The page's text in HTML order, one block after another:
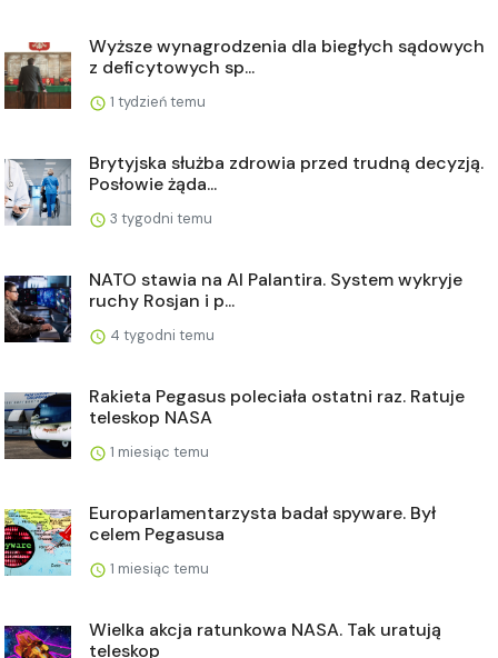
Wyższe wynagrodzenia dla biegłych sądowych
z deficytowych sp...
1 tydzień temu
Brytyjska służba zdrowia przed trudną decyzją.
Posłowie żąda...
3 tygodni temu
NATO stawia na AI Palantira. System wykryje
ruchy Rosjan i p...
4 tygodni temu
Rakieta Pegasus poleciała ostatni raz. Ratuje
teleskop NASA
1 miesiąc temu
Europarlamentarzysta badał spyware. Był
celem Pegasusa
1 miesiąc temu
Wielka akcja ratunkowa NASA. Tak uratują
teleskop